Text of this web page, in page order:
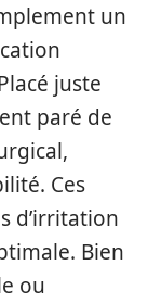
un
juste
paré de
Ces
d’irritation
Bien
ou